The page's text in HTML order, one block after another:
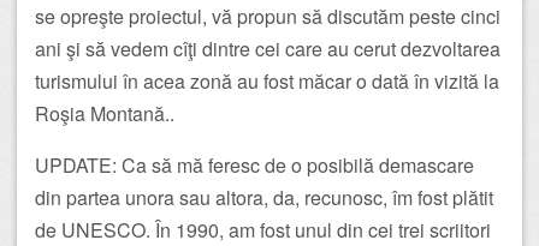
se opreşte proiectul, vă propun să discutăm peste cinci
ani şi să vedem cîţi dintre cei care au cerut dezvoltarea
turismului în acea zonă au fost măcar o dată în vizită la
Roşia Montană..
UPDATE: Ca să mă feresc de o posibilă demascare
din partea unora sau altora, da, recunosc, îm fost plătit
de UNESCO. În 1990, am fost unul din cei trei scriitori